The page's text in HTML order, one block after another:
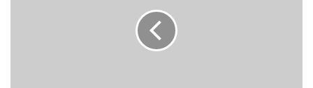
uyarılar ve önerilerde bulundu.